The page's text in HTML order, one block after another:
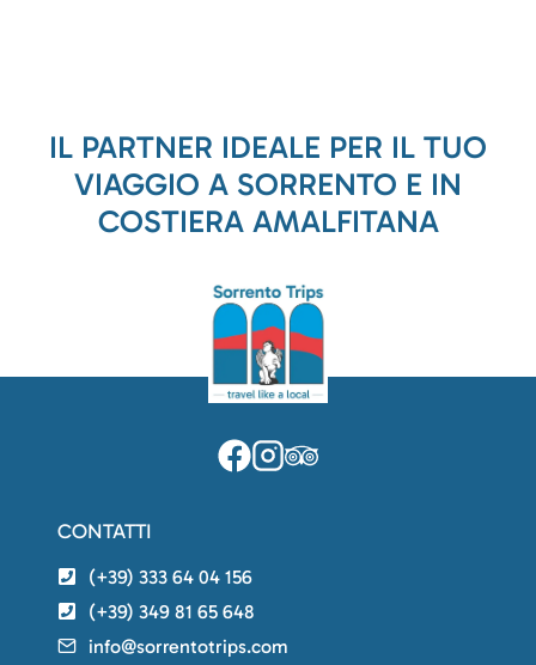
IL PARTNER IDEALE PER IL TUO
VIAGGIO A SORRENTO E IN
COSTIERA AMALFITANA
CONTATTI
(+39) 333 64 04 156
(+39) 349 81 65 648
info@sorrentotrips.com